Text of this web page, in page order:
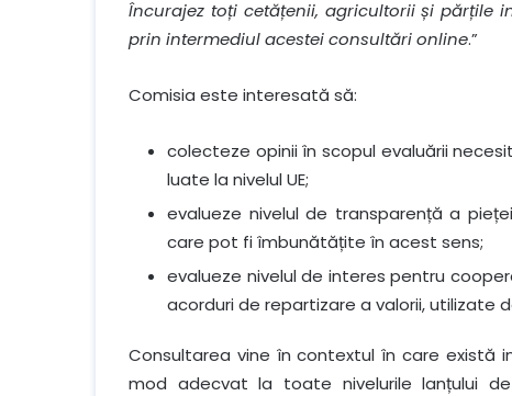
Încurajez toți cetățenii, agricultorii și părțile
prin intermediul acestei consultări online.”
Comisia este interesată să:
colecteze opinii în scopul evaluării
luate la nivelul UE;
evalueze nivelul de transparență a
care pot fi îmbunătățite în acest sens;
evalueze nivelul de interes pentru
acorduri de repartizare a valorii, utilizate
Consultarea vine în contextul în care există
mod adecvat la toate nivelurile lanțului